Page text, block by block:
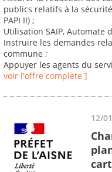
publics relatifs à la
PAPI II) ;
Utilisation SAIP, Automate
Instruire les demandes
commune ;
Appuyer les agents du
voir l'offre complète ]
12/